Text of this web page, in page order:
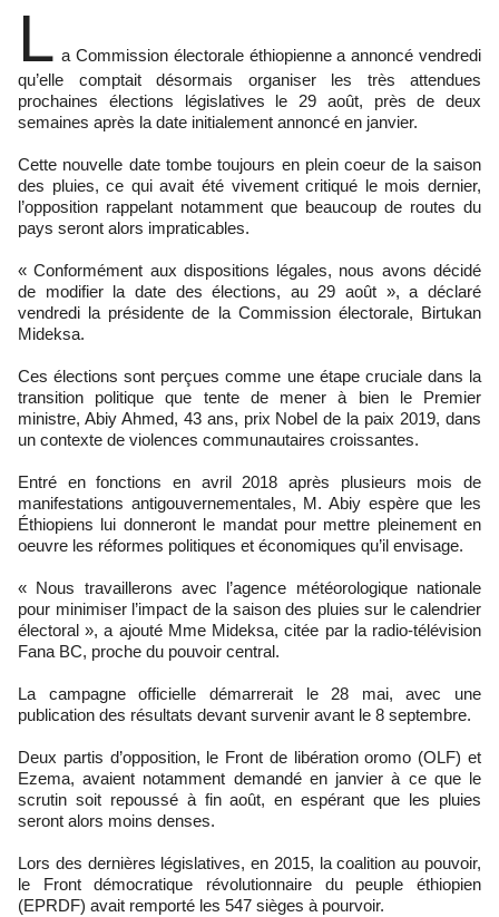
L a Commission électorale éthiopienne a annoncé vendredi
qu’elle comptait désormais organiser les très attendues
prochaines élections législatives le 29 août, près de deux
semaines après la date initialement annoncé en janvier.
Cette nouvelle date tombe toujours en plein coeur de la saison
des pluies, ce qui avait été vivement critiqué le mois dernier,
l’opposition rappelant notamment que beaucoup de routes du
pays seront alors impraticables.
« Conformément aux dispositions légales, nous avons décidé
de modifier la date des élections, au 29 août », a déclaré
vendredi la présidente de la Commission électorale, Birtukan
Mideksa.
Ces élections sont perçues comme une étape cruciale dans la
transition politique que tente de mener à bien le Premier
ministre, Abiy Ahmed, 43 ans, prix Nobel de la paix 2019, dans
un contexte de violences communautaires croissantes.
Entré en fonctions en avril 2018 après plusieurs mois de
manifestations antigouvernementales, M. Abiy espère que les
Éthiopiens lui donneront le mandat pour mettre pleinement en
oeuvre les réformes politiques et économiques qu’il envisage.
« Nous travaillerons avec l’agence météorologique nationale
pour minimiser l’impact de la saison des pluies sur le calendrier
électoral », a ajouté Mme Mideksa, citée par la radio-télévision
Fana BC, proche du pouvoir central.
La campagne officielle démarrerait le 28 mai, avec une
publication des résultats devant survenir avant le 8 septembre.
Deux partis d’opposition, le Front de libération oromo (OLF) et
Ezema, avaient notamment demandé en janvier à ce que le
scrutin soit repoussé à fin août, en espérant que les pluies
seront alors moins denses.
Lors des dernières législatives, en 2015, la coalition au pouvoir,
le Front démocratique révolutionnaire du peuple éthiopien
(EPRDF) avait remporté les 547 sièges à pourvoir.